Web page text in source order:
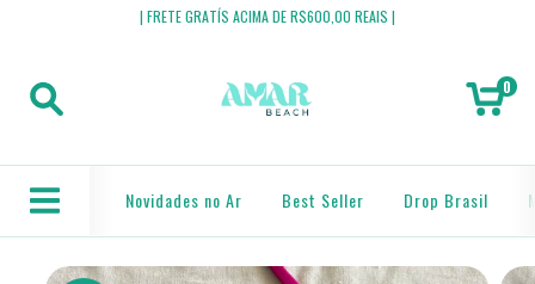
| FRETE GRATÍS ACIMA DE R$600,00 REAIS |
0
Novidades no Ar Best Seller Drop Brasil